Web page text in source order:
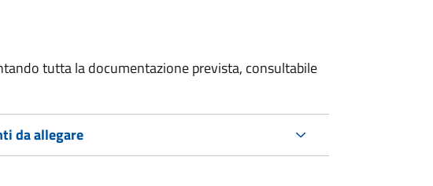
tutta la documentazione prevista, consultabile
da allegare